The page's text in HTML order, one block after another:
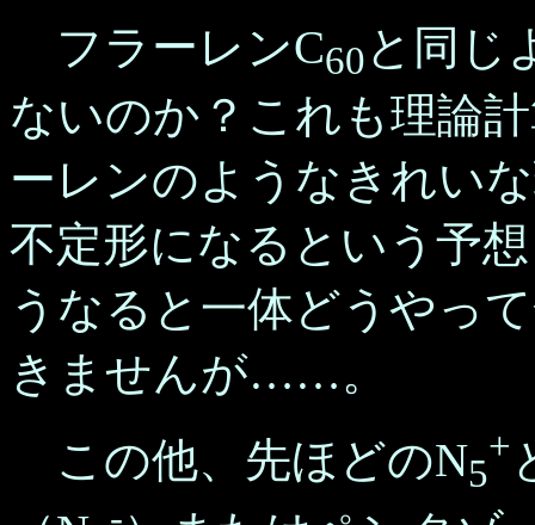
フラーレンC60と同じ
ないのか？これも理論
ーレンのようなきれい
不定形になるという予
うなると一体どうやっ
きませんが……。
この他、先ほどのN5
+